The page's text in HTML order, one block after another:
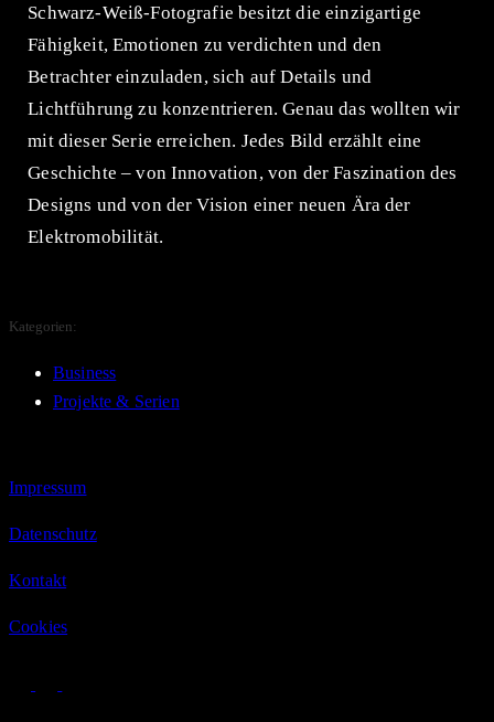
Schwarz-Weiß-Fotografie besitzt die einzigartige
Fähigkeit, Emotionen zu verdichten und den
Betrachter einzuladen, sich auf Details und
Lichtführung zu konzentrieren. Genau das wollten wir
mit dieser Serie erreichen. Jedes Bild erzählt eine
Geschichte – von Innovation, von der Faszination des
Designs und von der Vision einer neuen Ära der
Elektromobilität.
Kategorien:
Business
Projekte & Serien
Impressum
Datenschutz
Kontakt
Cookies